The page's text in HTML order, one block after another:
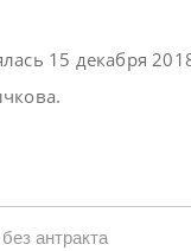
15 декабря
антракта